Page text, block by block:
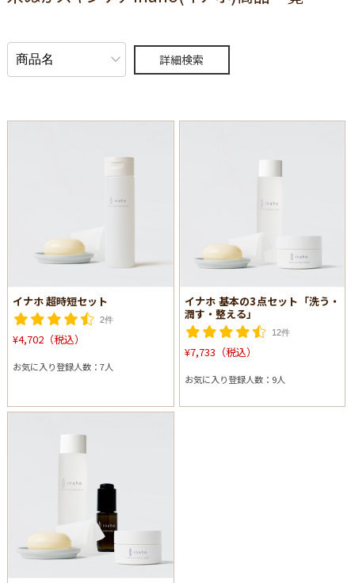
詳細検索
イナホ 超時短セット
2件
¥4,702（税込）
お気に入り登録人数：7人
イナホ 基本の3点セット「洗う・
潤す・整える」
12件
¥7,733（税込）
お気に入り登録人数：9人